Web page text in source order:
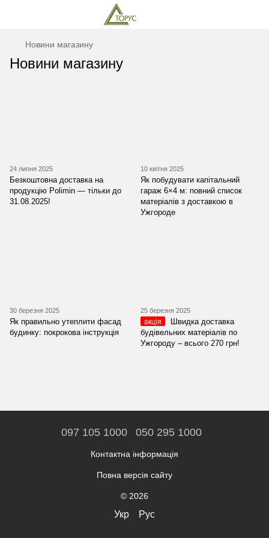
Новини магазину
Новини магазину
24 липня 2025
Безкоштовна доставка на
продукцію Polimin — тільки до
31.08.2025!
10 квітня 2025
Як побудувати капітальний
гараж 6×4 м: повний список
матеріалів з доставкою в
Ужгороде
30 березня 2025
Як правильно утеплити фасад
будинку: покрокова інструкція
25 березня 2025
акція
Швидка доставка
будівельних матеріалів по
Ужгороду – всього 270 грн!
097 105 1000 050 295 1000
Контактна інформація
Повна версія сайту
© 2026
Укр Рус